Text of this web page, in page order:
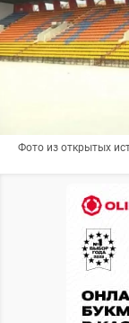
Фото из открытых